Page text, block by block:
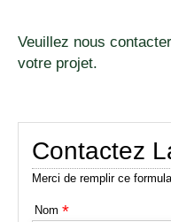
Veuillez nous
votre projet.
Contactez
Merci de remplir ce
Nom *